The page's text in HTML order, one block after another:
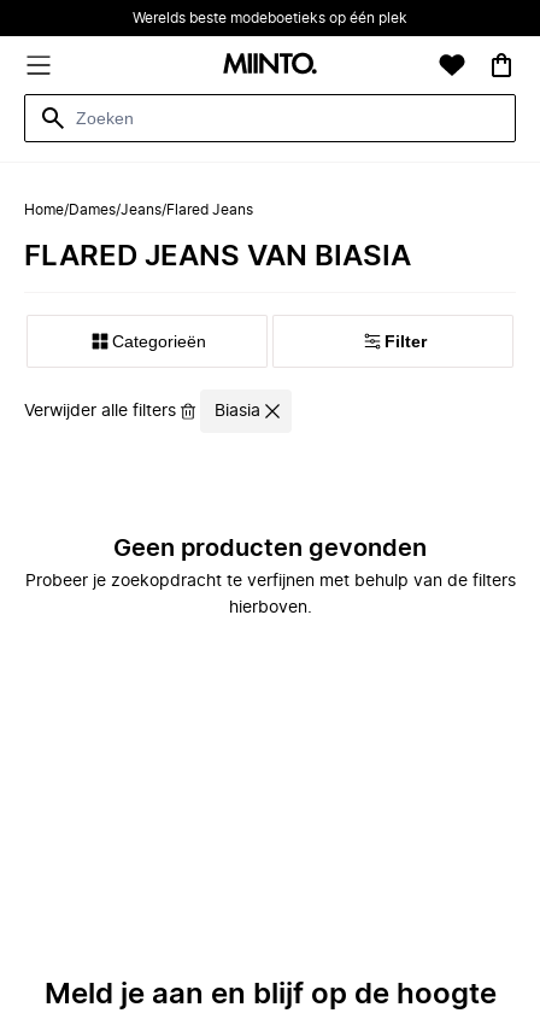
Werelds beste modeboetieks op één plek
Home/Dames/Jeans/Flared Jeans
FLARED JEANS VAN BIASIA
Categorieën Filter
Verwijder alle filters Biasia
Geen producten gevonden
Probeer je zoekopdracht te verfijnen met behulp van de filters
hierboven.
Meld je aan en blijf op de hoogte